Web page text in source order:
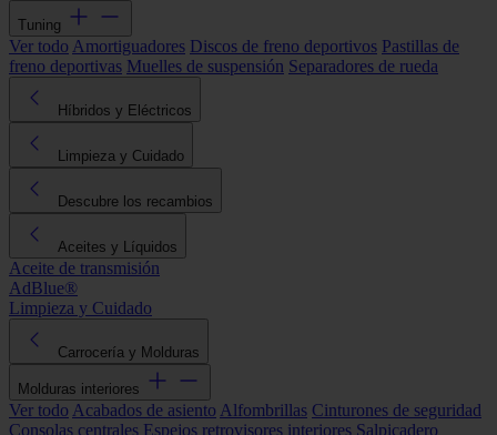
Tuning
Ver todo Amortiguadores Discos de freno deportivos Pastillas de
freno deportivas Muelles de suspensión Separadores de rueda
Híbridos y Eléctricos
Limpieza y Cuidado
Descubre los recambios
Aceites y Líquidos
Aceite de transmisión
AdBlue®
Limpieza y Cuidado
Carrocería y Molduras
Molduras interiores
Ver todo Acabados de asiento Alfombrillas Cinturones de seguridad
Consolas centrales Espejos retrovisores interiores Salpicadero